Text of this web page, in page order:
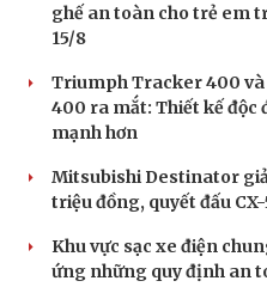
ghế an toàn cho trẻ em
15/8
Triumph Tracker 400
400 ra mắt: Thiết kế độc
mạnh hơn
Mitsubishi Destinator
triệu đồng, quyết đấu
Khu vực sạc xe điện
ứng những quy định an